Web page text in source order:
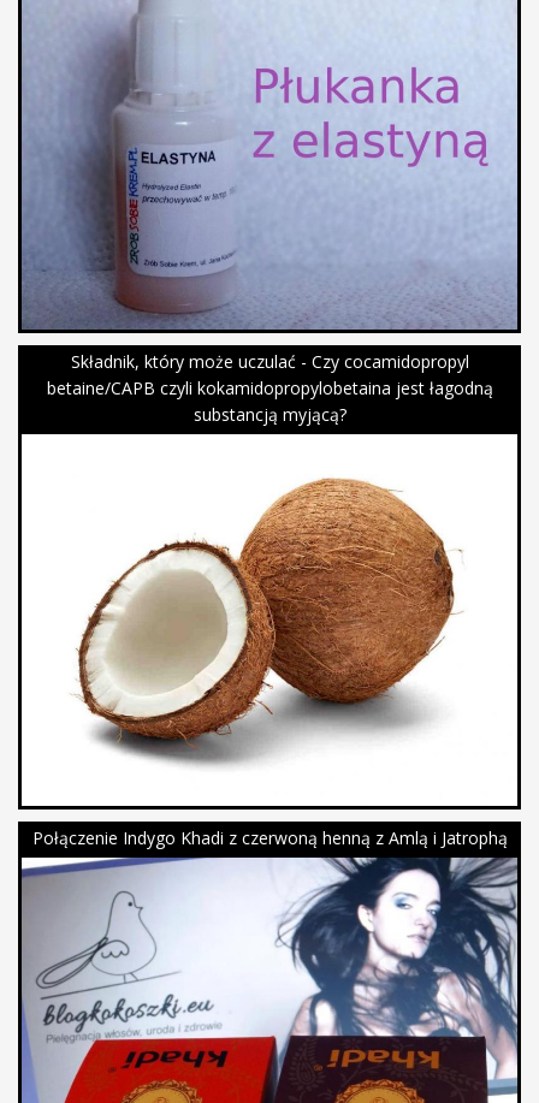
Składnik, który może uczulać - Czy cocamidopropyl
betaine/CAPB czyli kokamidopropylobetaina jest łagodną
substancją myjącą?
Połączenie Indygo Khadi z czerwoną henną z Amlą i Jatrophą